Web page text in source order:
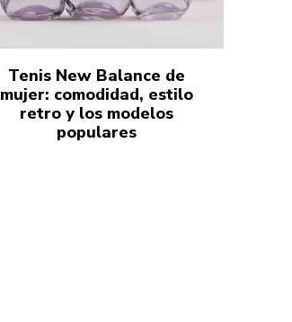
Tenis New Balance de
mujer: comodidad, estilo
retro y los modelos
populares